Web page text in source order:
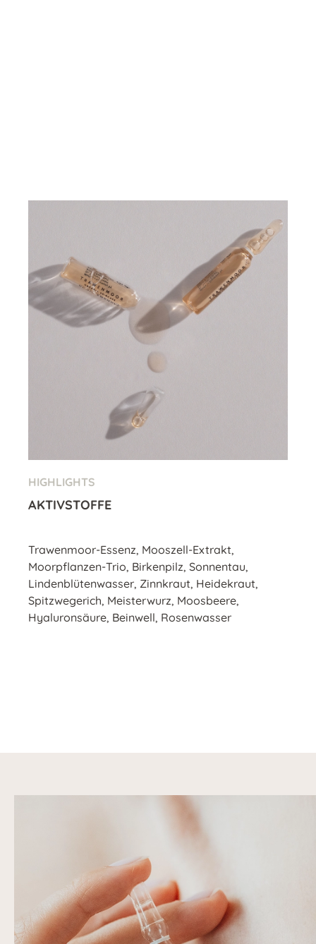
HIGHLIGHTS
AKTIVSTOFFE
Trawenmoor-Essenz, Mooszell-Extrakt,
Moorpflanzen-Trio, Birkenpilz, Sonnentau,
Lindenblütenwasser, Zinnkraut, Heidekraut,
Spitzwegerich, Meisterwurz, Moosbeere,
Hyaluronsäure, Beinwell, Rosenwasser